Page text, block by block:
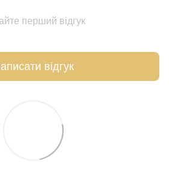
перший відгук
відгук